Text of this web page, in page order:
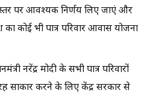
पर आवश्यक निर्णय लिए जाएं और
कोई भी पात्र परिवार आवास योजना
नरेंद्र मोदी के सभी पात्र परिवारों
साकार करने के लिए केंद्र सरकार से